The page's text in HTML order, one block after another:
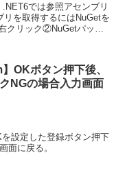
を取得するにはNuGetを
OKボタン押下後、
NGの場合入力画面
設定した登録ボタン押下
面に戻る。